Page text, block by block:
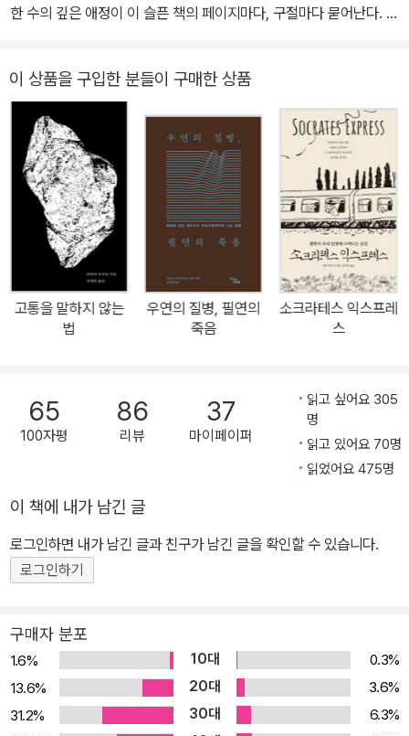
이 상품을 구입한 분들이 구매한 상품
고통을 말하지 않는
법
우연의 질병, 필연의
죽음
소크라테스 익스프레
스
65
100자평
86
리뷰
37
마이페이퍼
읽고 싶어요 305
명
읽고 있어요 70명
읽었어요 475명
이 책에 내가 남긴 글
로그인하면 내가 남긴 글과 친구가 남긴 글을 확인할 수 있습니다.
로그인하기
구매자 분포
1.6% 10대
0.3%
13.6%
20대
3.6%
31.2%
30대
6.3%